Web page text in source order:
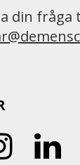
din fråga